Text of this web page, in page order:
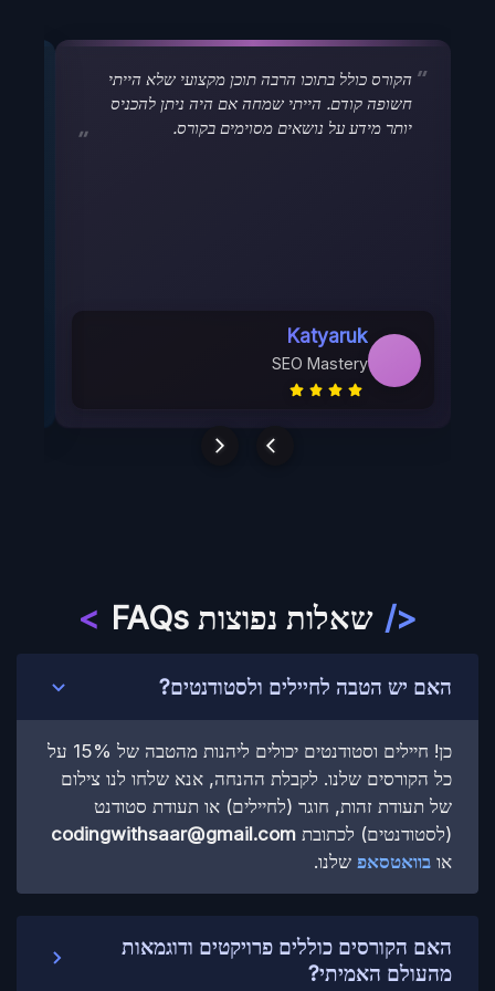
הקורס כולל בתוכו הרבה תוכן מקצועי שלא הייתי
חשופה קודם. הייתי שמחה אם היה ניתן להכניס
יותר מידע על נושאים מסוימים בקורס.
Katyaruk
SEO Mastery
</ שאלות נפוצות FAQs >
האם יש הטבה לחיילים ולסטודנטים?
כן! חיילים וסטודנטים יכולים ליהנות מהטבה של 15% על
כל הקורסים שלנו. לקבלת ההנחה, אנא שלחו לנו צילום
של תעודת זהות, חוגר (לחיילים) או תעודת סטודנט
(לסטודנטים) לכתובת codingwithsaar@gmail.com
או בוואטסאפ שלנו.
האם הקורסים כוללים פרויקטים ודוגמאות
מהעולם האמיתי?